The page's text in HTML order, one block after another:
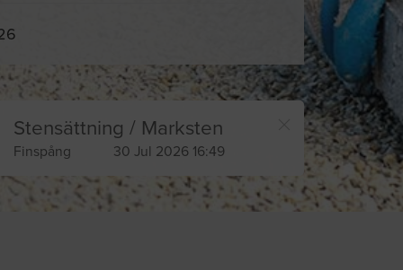
Stensättning / Marksten
Finspång 30 Jul 2026 16:49